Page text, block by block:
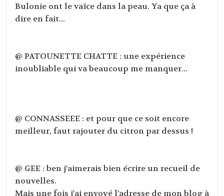
Bulonie ont le vaïce dans la peau. Ya que ça à
dire en fait...
@ PATOUNETTE CHATTE : une expérience
inoubliable qui va beaucoup me manquer...
@ CONNASSEEE : et pour que ce soit encore
meilleur, faut rajouter du citron par dessus !
@ GEE : ben j'aimerais bien écrire un recueil de
nouvelles.
Mais une fois j'ai envoyé l'adresse de mon blog à